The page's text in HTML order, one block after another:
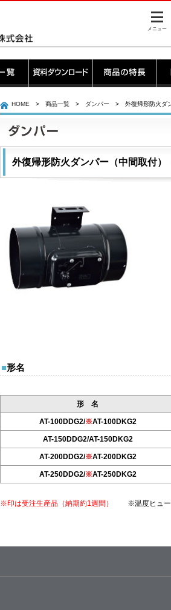
メニュー
HOME > 商品一覧 > ダンパー > 外復帰形防火ダ
外復帰形防火ダンパー（中間取付）
■形名
形 名
AT-100DDG2/※AT-100DKG2
AT-150DDG2/AT-150DKG2
AT-200DDG2/※AT-200DKG2
AT-250DDG2/※AT-250DKG2
※印は受注生産品（納期約1週間） ※温度ヒューズ